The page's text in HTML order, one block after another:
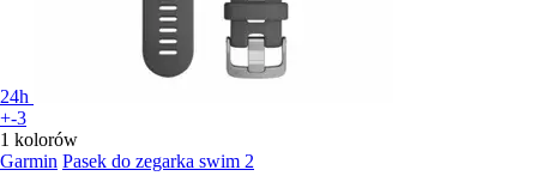
24h
+-3
1 kolorów
Garmin Pasek do zegarka swim 2